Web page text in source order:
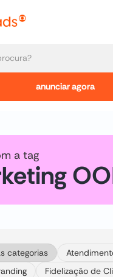
anunciar agora
a tag
categorias
Fidelização de